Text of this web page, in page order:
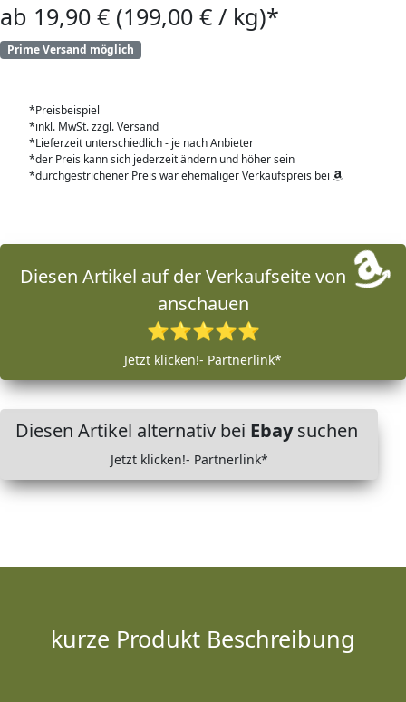
ab 19,90 € (199,00 € / kg)*
Prime Versand möglich
*Preisbeispiel
*inkl. MwSt. zzgl. Versand
*Lieferzeit unterschiedlich - je nach Anbieter
*der Preis kann sich jederzeit ändern und höher sein
*durchgestrichener Preis war ehemaliger Verkaufspreis bei
Diesen Artikel auf der Verkaufseite von
anschauen
⭐⭐⭐⭐⭐
Jetzt klicken!- Partnerlink*
Diesen Artikel alternativ bei Ebaysuchen
Jetzt klicken!- Partnerlink*
kurze Produkt Beschreibung